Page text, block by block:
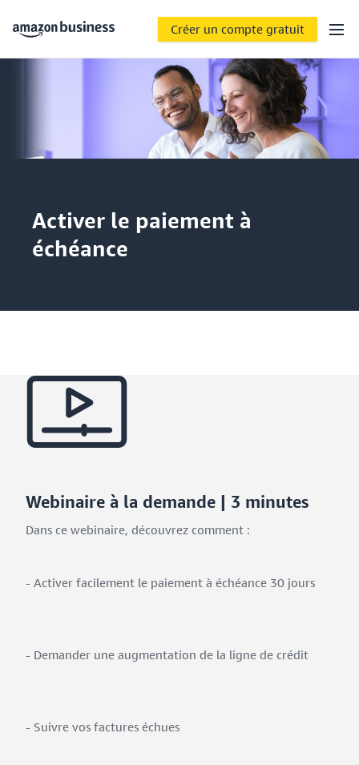
Créer un compte gratuit
Activer le paiement à
échéance
Webinaire à la demande | 3 minutes
Dans ce webinaire, découvrez comment :
- Activer facilement le paiement à échéance 30 jours
- Demander une augmentation de la ligne de crédit
- Suivre vos factures échues